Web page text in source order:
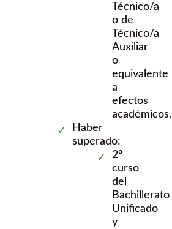
Técnico/a
o de
Técnico/a
Auxiliar
o
equivalente
a
efectos
académicos.
Haber
superado:
2º
curso
del
Bachillerato
Unificado
y